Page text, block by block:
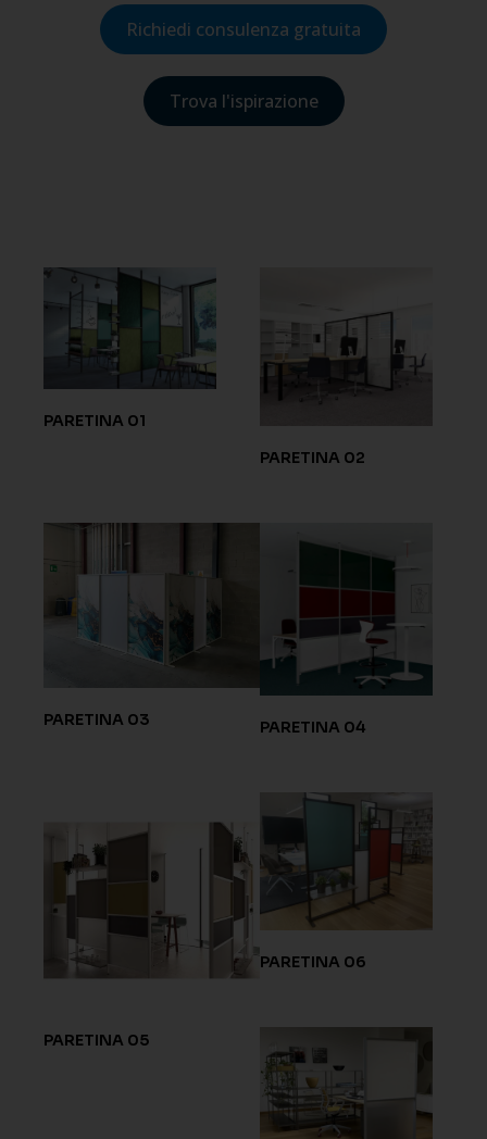
Richiedi consulenza gratuita
Trova l'ispirazione
PARETINA 01
PARETINA 02
PARETINA 03 PARETINA 04
PARETINA 05
PARETINA 06